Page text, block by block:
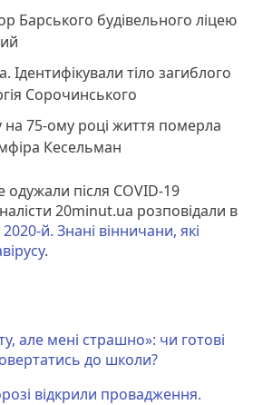
Барського будівельного ліцею
Ідентифікували тіло загиблого
Сорочинського
75-ому році життя померла
Кесельман
одужали після COVID-19
20minut.ua розповідали в
й. Знані вінничани, які
.
але мені страшно»: чи готові
до школи?
відкрили провадження.